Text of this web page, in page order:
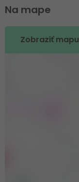
Na mape
Zobraziť mapu